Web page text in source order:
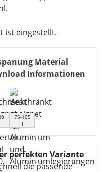
ist eingestellt.
Material
Informationen
75-105
I
perfekten Variante
die passende